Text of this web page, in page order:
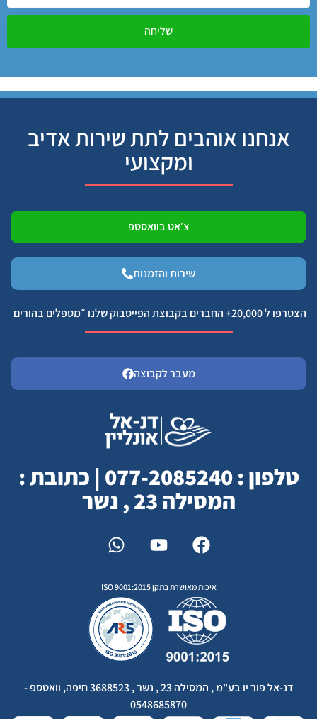
שליחה
אנחנו אוהבים לתת שירות אדיב
ומקצועי
צ׳אט בוואסטפ
שירות והזמנות
הצטרפו ל 20,000+ החברים בקבוצת הפייסבוק שלנו ״מטפלים בהורים
מעבר לקבוצה
טלפון : 077-2085240 | כתובת :
המסילה 23 , נשר
איכות מאושרת בתקן ISO 9001:2015
דנ-אל פור יו בע"מ , המסילה 23 , נשר , 3688523 חיפה, וואטספ -
0548685870